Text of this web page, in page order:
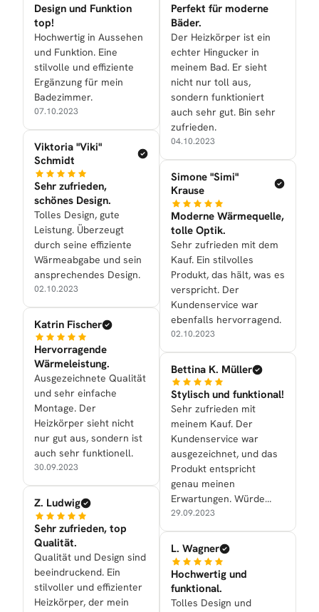
Design und Funktion
top!
Hochwertig in Aussehen
und Funktion. Eine
stilvolle und effiziente
Ergänzung für mein
Badezimmer.
07.10.2023
Viktoria "Viki"
Schmidt
Sehr zufrieden,
schönes Design.
Tolles Design, gute
Leistung. Überzeugt
durch seine effiziente
Wärmeabgabe und sein
ansprechendes Design.
02.10.2023
Katrin Fischer
Hervorragende
Wärmeleistung.
Ausgezeichnete Qualität
und sehr einfache
Montage. Der
Heizkörper sieht nicht
nur gut aus, sondern ist
auch sehr funktionell.
30.09.2023
Z. Ludwig
Sehr zufrieden, top
Qualität.
Qualität und Design sind
beeindruckend. Ein
stilvoller und effizienter
Heizkörper, der mein
Perfekt für moderne
Bäder.
Der Heizkörper ist ein
echter Hingucker in
meinem Bad. Er sieht
nicht nur toll aus,
sondern funktioniert
auch sehr gut. Bin sehr
zufrieden.
04.10.2023
Simone "Simi"
Krause
Moderne Wärmequelle,
tolle Optik.
Sehr zufrieden mit dem
Kauf. Ein stilvolles
Produkt, das hält, was es
verspricht. Der
Kundenservice war
ebenfalls hervorragend.
02.10.2023
Bettina K. Müller
Stylisch und funktional!
Sehr zufrieden mit
meinem Kauf. Der
Kundenservice war
ausgezeichnet, und das
Produkt entspricht
genau meinen
Erwartungen. Würde
definitiv
weiterempfehlen.
29.09.2023
L. Wagner
Hochwertig und
funktional.
Tolles Design und